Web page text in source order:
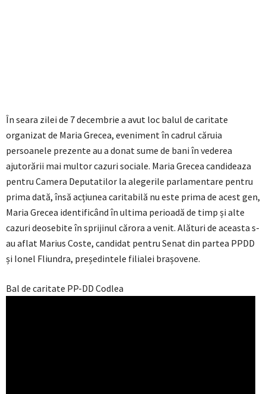
În seara zilei de 7 decembrie a avut loc balul de caritate
organizat de Maria Grecea, eveniment în cadrul căruia
persoanele prezente au a donat sume de bani în vederea
ajutorării mai multor cazuri sociale. Maria Grecea candideaza
pentru Camera Deputatilor la alegerile parlamentare pentru
prima dată, însă acțiunea caritabilă nu este prima de acest gen,
Maria Grecea identificând în ultima perioadă de timp și alte
cazuri deosebite în sprijinul cărora a venit. Alături de aceasta s-
au aflat Marius Coste, candidat pentru Senat din partea PPDD
și Ionel Fliundra, președintele filialei brașovene.
Bal de caritate PP-DD Codlea